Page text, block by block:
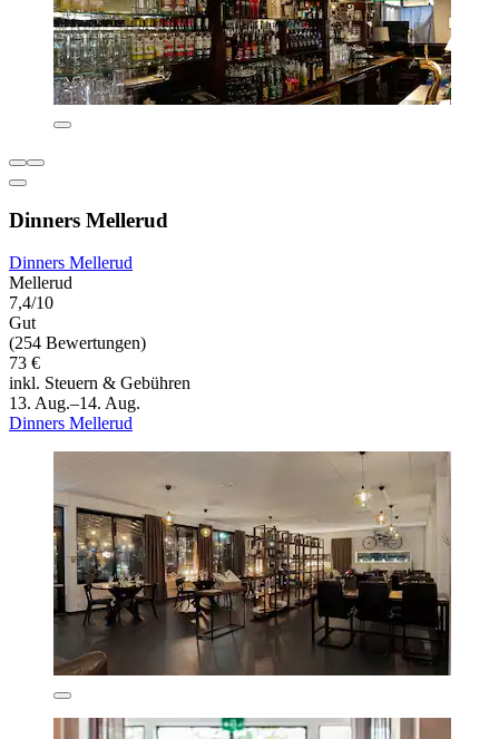
Dinners Mellerud
Dinners Mellerud
Mellerud
7,4/10
Gut
(254 Bewertungen)
73 €
inkl. Steuern & Gebühren
13. Aug.–14. Aug.
Dinners Mellerud